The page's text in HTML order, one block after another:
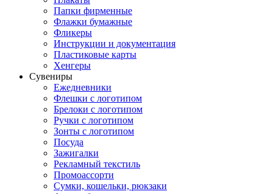
Папки фирменные
Флажки бумажные
Фликеры
Инструкции и документация
Пластиковые карты
Хенгеры
Сувениры
Ежедневники
Флешки с логотипом
Брелоки с логотипом
Ручки с логотипом
Зонты с логотипом
Посуда
Зажигалки
Рекламный текстиль
Промоассорти
Сумки, кошельки, рюкзаки